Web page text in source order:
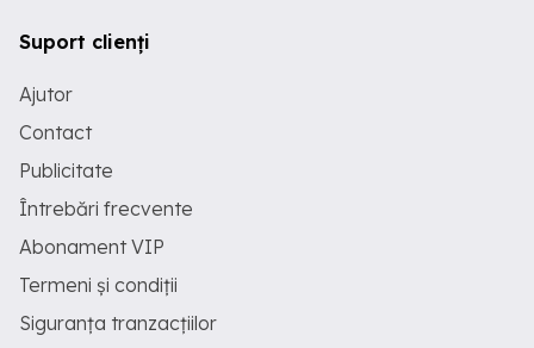
Suport clienți
Ajutor
Contact
Publicitate
Întrebări frecvente
Abonament VIP
Termeni și condiții
Siguranța tranzacțiilor